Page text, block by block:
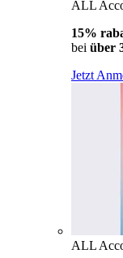
ALL
15%
bei über
Jetzt
ALL